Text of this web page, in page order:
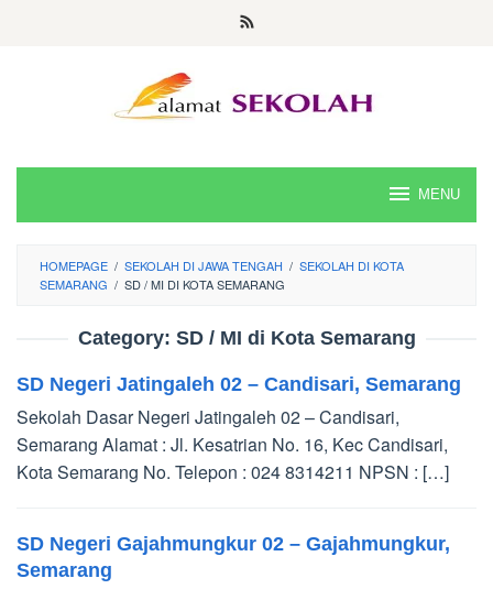
MENU
HOMEPAGE / SEKOLAH DI JAWA TENGAH / SEKOLAH DI KOTA
SEMARANG / SD / MI DI KOTA SEMARANG
Category: SD / MI di Kota Semarang
SD Negeri Jatingaleh 02 – Candisari, Semarang
Sekolah Dasar Negeri Jatingaleh 02 – Candisari,
Semarang Alamat : Jl. Kesatrian No. 16, Kec Candisari,
Kota Semarang No. Telepon : 024 8314211 NPSN : […]
SD Negeri Gajahmungkur 02 – Gajahmungkur,
Semarang